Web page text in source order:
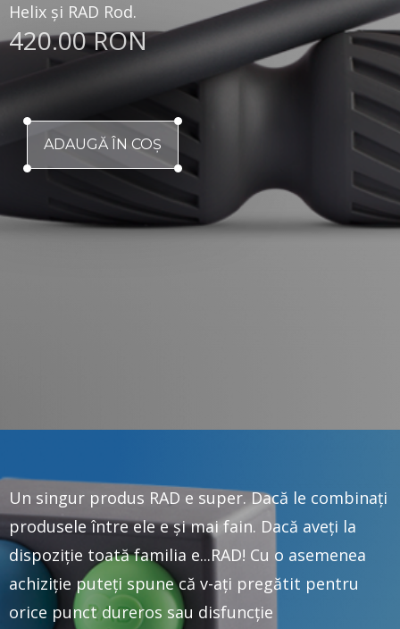
Helix și RAD Rod.
420.00 RON
ADAUGĂ ÎN COŞ
Un singur produs RAD e super. Dacă le combinați
produsele între ele e și mai fain. Dacă aveți la
dispoziție toată familia e...RAD! Cu o asemenea
achiziție puteți spune că v-ați pregătit pentru
orice punct dureros sau disfuncție